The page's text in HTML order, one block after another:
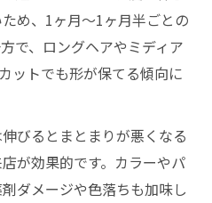
め、1ヶ月～1ヶ月半ごとの
で、ロングヘアやミディア
ットでも形が保てる傾向に
びるとまとまりが悪くなる
が効果的です。カラーやパ
ダメージや色落ちも加味し